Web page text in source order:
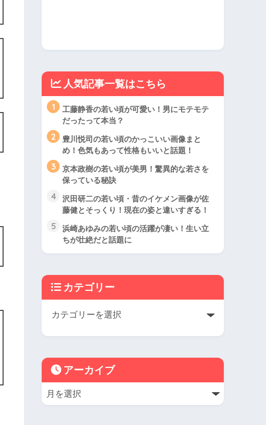
人気記事一覧はこちら
1
工藤静香の若い頃が可愛い！男にモテモテ
だったって本当？
2
豊川悦司の若い頃のかっこいい画像まと
め！色気もあって性格もいいと話題！
3
京本政樹の若い頃が美男！驚異的な若さを
保っている秘訣
4
沢田研二の若い頃・昔のイケメン画像が佐
藤健とそっくり！現在の姿と違いすぎる！
5
浜崎あゆみの若い頃の活躍が凄い！生い立
ちが壮絶だと話題に
カテゴリー
アーカイブ